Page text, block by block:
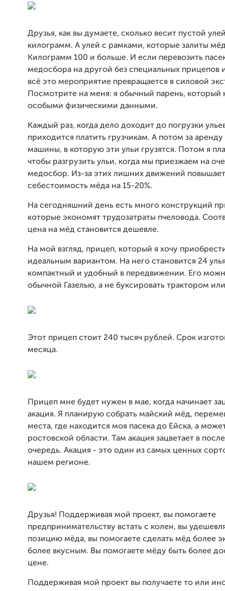
Друзья, как вы думаете, сколько весит пустой
килограмм. А улей с рамками, которые залиты
Килограмм 100 и больше. И если перевозить
медосбора на другой без специальных прицепов
всё это мероприятие превращается в силовой
Посмотрите на меня: я обычный парень, который
особыми физическими данными.
Каждый раз, когда дело доходит до погрузки
приходится платить грузчикам. А потом за аренду
машины, в которую эти ульи грузятся. Потом я
чтобы разгрузить ульи, когда мы приезжаем на
медосбор. Из-за этих лишних движений
себестоимость мёда на 15-20%.
На сегодняшний день есть много конструкций
которые экономят трудозатраты пчеловода.
цена на мёд становится дешевле.
На мой взгляд, прицеп, который я хочу
идеальным вариантом. На него становится 24
компактный и удобный в передвижении. Его
обычной Газелью, а не буксировать трактором
Этот прицеп стоит 240 тысяч рублей. Срок
месяца.
Прицеп мне будет нужен в мае, когда начинает
акация. Я планирую собрать майский мёд,
места, где находится моя пасека до Ейска, а
ростовской области. Там акация зацветает в
очередь. Акация - это один из самых ценных
нашем регионе.
Друзья! Поддерживая мой проект, вы помогаете
предпринимательству встать с колен, вы
позицию мёда, вы помогаете сделать мёд более
более вкусным. Вы помогаете мёду быть более
цене.
Поддерживая мой проект вы получаете то или